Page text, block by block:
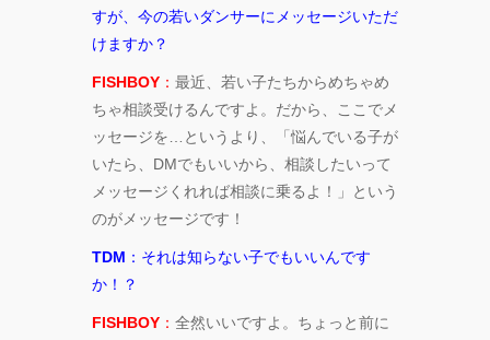
すが、今の若いダンサーにメッセージいただ
けますか？
FISHBOY ： 最近、若い子たちからめちゃめ
ちゃ相談受けるんですよ。だから、ここでメ
ッセージを…というより、「悩んでいる子が
いたら、DMでもいいから、相談したいって
メッセージくれれば相談に乗るよ！」という
のがメッセージです！
TDM ：それは知らない子でもいいんです
か！？
FISHBOY ： 全然いいですよ。ちょっと前に